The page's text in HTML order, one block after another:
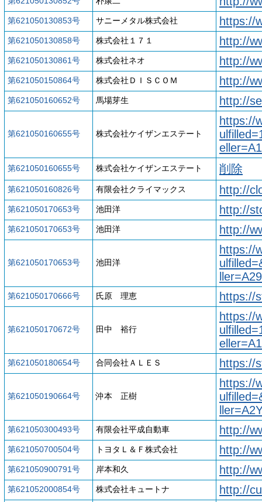
第621050130853号 サニーメタル株式会社 https://
第621050130858号 株式会社１７１ http://
第621050130861号 株式会社ネオ http://
第621050150864号 株式会社ＤＩＳＣＯＭ http://
第621050160652号 馬場芽生 http://
第621050160655号 株式会社ケイザンエステート
https://
第621050160655号 株式会社ケイザンエステート 削除
第621050160826号 有限会社クライマックス http://
第621050170653号 池田洋 http://
第621050170653号 池田洋 http://
第621050170653号 池田洋
https://
第621050170666号 氏原 理恵 https://
第621050170672号 田中 裕行
https://
第621050180654号 合同会社ＡＬＥＳ https://
第621050190664号 沖本 正樹
https://
第621050300493号 有限会社平成自動車 http://
第621050700504号 トヨタＬ＆Ｆ株式会社 http://
第621050900791号 岸本和久 http://
第621052000854号 株式会社キュートナ http://